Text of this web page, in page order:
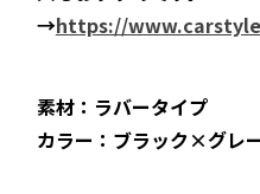
→https://
素材：ラバータイプ
カラー：ブラック×グレ